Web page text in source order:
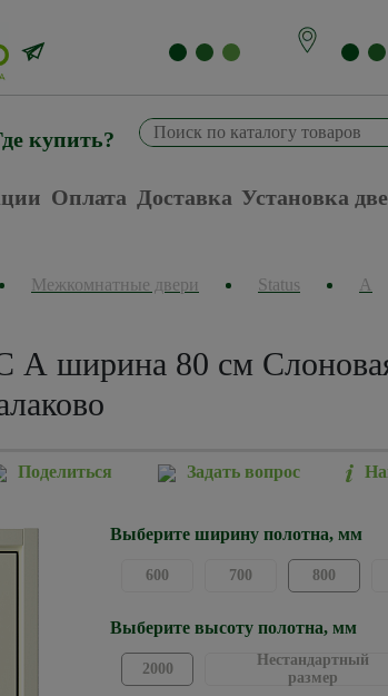
купить?
Оплата Доставка Установка
Межкомнатные двери Status А
ширина 80 см
Поделиться Задать вопрос
Выберите ширину полотна, мм
600 700 800
Выберите высоту полотна, мм
2000
Нестандартный
размер